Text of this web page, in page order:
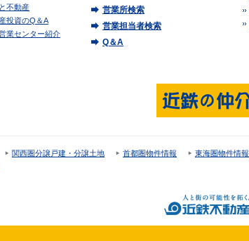
不動産
投資のQ＆A
業センター紹介
営業所検索
営業担当者検索
Q＆A
関西圏分譲戸建・分譲土地 首都圏物件情報 東海圏物件情報